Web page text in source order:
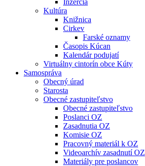
Inzercia
Kultúra
Knižnica
Cirkev
Farské oznamy
Časopis Kúcan
Kalendár podujatí
Virtuálny cintorín obce Kúty
Samospráva
Obecný úrad
Starosta
Obecné zastupiteľstvo
Obecné zastupiteľstvo
Poslanci OZ
Zasadnutia OZ
Komisie OZ
Pracovný materiál k OZ
Videoarchív zasadnutí OZ
Materiály pre poslancov